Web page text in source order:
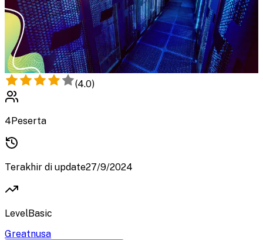
(4.0)
4Peserta
Terakhir di update27/9/2024
LevelBasic
Greatnusa